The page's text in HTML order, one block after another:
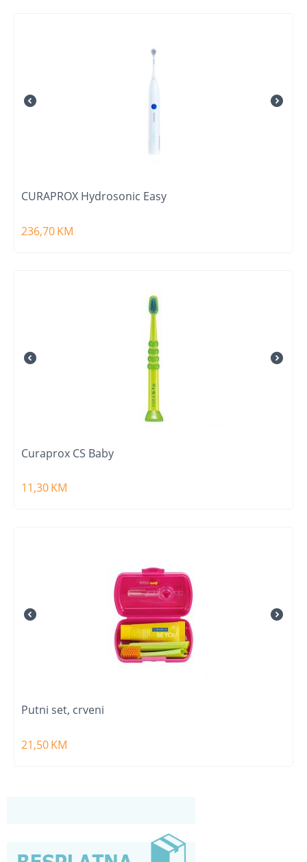
CURAPROX Hydrosonic Easy
236,70KM
Curaprox CS Baby
11,30KM
Putni set, crveni
21,50KM